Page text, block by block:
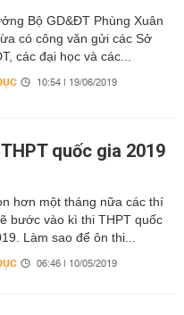
Bộ GD&ĐT Phùng Xuân
có công văn gửi các Sở
các đại học và các...
10:54 | 19/06/2019
quốc gia 2019
hơn một tháng nữa các thí
bước vào kì thi THPT quốc
Làm sao để ôn thi...
06:46 | 10/05/2019